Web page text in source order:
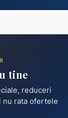
tine
reduceri
nu rata ofertele